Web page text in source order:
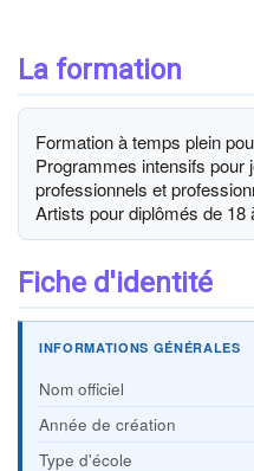
La formation
Formation à temps plein
Programmes intensifs pour
professionnels et
Artists pour diplômés de 18
Fiche d'identité
INFORMATIONS GÉNÉRALES
Nom officiel
Année de création
Type d'école